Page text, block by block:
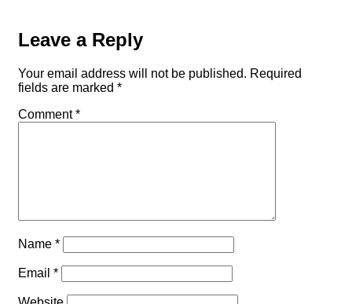
Leave a Reply
Your email address will not be published. Required
fields are marked *
Comment*
Name *
Email *